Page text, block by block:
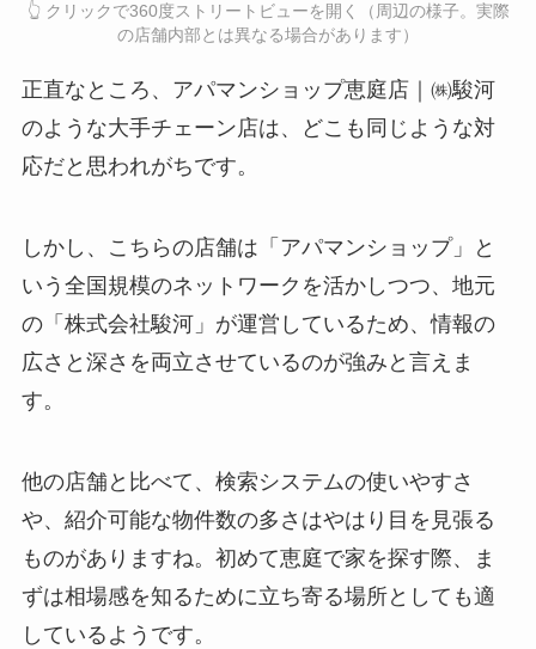
👆 クリックで360度ストリートビューを開く（周辺の様子。実際
の店舗内部とは異なる場合があります）
正直なところ、アパマンショップ恵庭店｜㈱駿河
のような大手チェーン店は、どこも同じような対
応だと思われがちです。
しかし、こちらの店舗は「アパマンショップ」と
いう全国規模のネットワークを活かしつつ、地元
の「株式会社駿河」が運営しているため、情報の
広さと深さを両立させているのが強みと言えま
す。
他の店舗と比べて、検索システムの使いやすさ
や、紹介可能な物件数の多さはやはり目を見張る
ものがありますね。初めて恵庭で家を探す際、ま
ずは相場感を知るために立ち寄る場所としても適
しているようです。